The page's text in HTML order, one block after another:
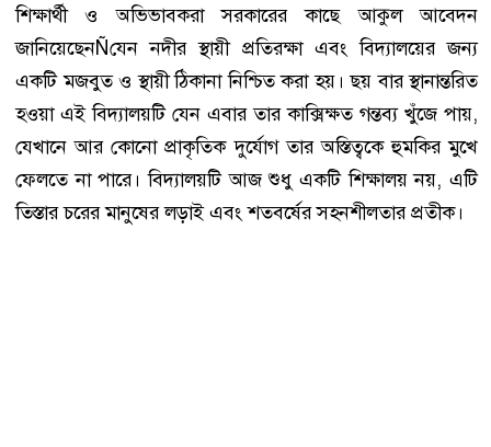
শিক্ষার্থী ও অভিভাবকরা সরকারের কাছে আকুল আবেদন
জানিয়েছেনÑযেন নদীর স্থায়ী প্রতিরক্ষা এবং বিদ্যালয়ের জন্য
একটি মজবুত ও স্থায়ী ঠিকানা নিশ্চিত করা হয়। ছয় বার স্থানান্তরিত
হওয়া এই বিদ্যালয়টি যেন এবার তার কাক্সিক্ষত গন্তব্য খুঁজে পায়,
যেখানে আর কোনো প্রাকৃতিক দুর্যোগ তার অস্তিত্বকে হুমকির মুখে
ফেলতে না পারে। বিদ্যালয়টি আজ শুধু একটি শিক্ষালয় নয়, এটি
তিস্তার চরের মানুষের লড়াই এবং শতবর্ষের সহনশীলতার প্রতীক।